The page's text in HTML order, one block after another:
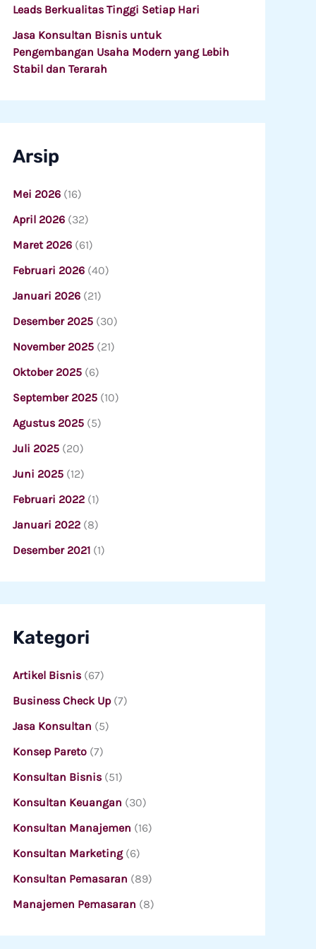
Leads Berkualitas Tinggi Setiap Hari
Jasa Konsultan Bisnis untuk
Pengembangan Usaha Modern yang Lebih
Stabil dan Terarah
Arsip
Mei 2026 (16)
April 2026 (32)
Maret 2026 (61)
Februari 2026 (40)
Januari 2026 (21)
Desember 2025 (30)
November 2025 (21)
Oktober 2025 (6)
September 2025 (10)
Agustus 2025 (5)
Juli 2025 (20)
Juni 2025 (12)
Februari 2022 (1)
Januari 2022 (8)
Desember 2021 (1)
Kategori
Artikel Bisnis (67)
Business Check Up(7)
Jasa Konsultan (5)
Konsep Pareto (7)
Konsultan Bisnis (51)
Konsultan Keuangan (30)
Konsultan Manajemen (16)
Konsultan Marketing(6)
Konsultan Pemasaran (89)
Manajemen Pemasaran (8)